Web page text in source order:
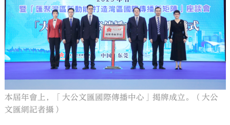
本屆年會上，「大公文匯國際傳播中心」揭牌成立。（大公
文匯網記者攝）